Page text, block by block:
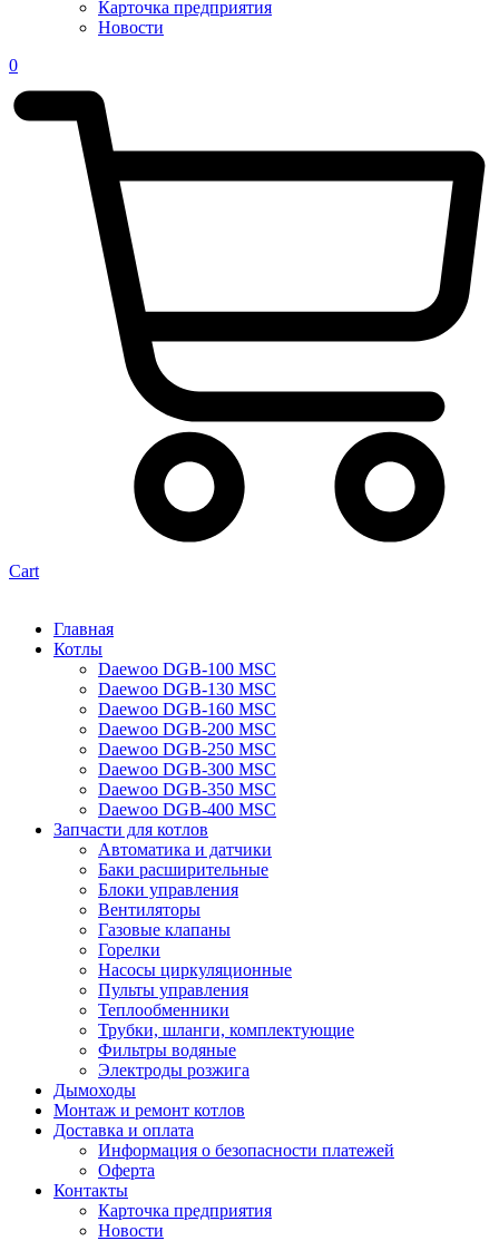
Карточка предприятия
Новости
0
Cart
Главная
Котлы
Daewoo DGB-100 MSC
Daewoo DGB-130 MSC
Daewoo DGB-160 MSC
Daewoo DGB-200 MSC
Daewoo DGB-250 MSC
Daewoo DGB-300 MSC
Daewoo DGB-350 MSC
Daewoo DGB-400 MSC
Запчасти для котлов
Автоматика и датчики
Баки расширительные
Блоки управления
Вентиляторы
Газовые клапаны
Горелки
Насосы циркуляционные
Пульты управления
Теплообменники
Трубки, шланги, комплектующие
Фильтры водяные
Электроды розжига
Дымоходы
Монтаж и ремонт котлов
Доставка и оплата
Информация о безопасности платежей
Оферта
Контакты
Карточка предприятия
Новости